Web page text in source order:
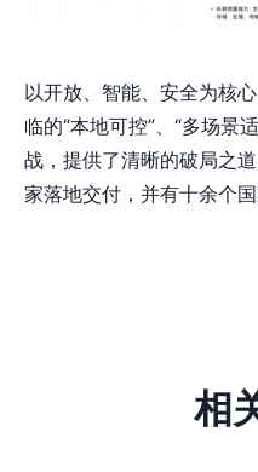
以开放、智能、安全为核
临的“本地可控”、“多场景
战，提供了清晰的破局之
家落地交付，并有十余个
相